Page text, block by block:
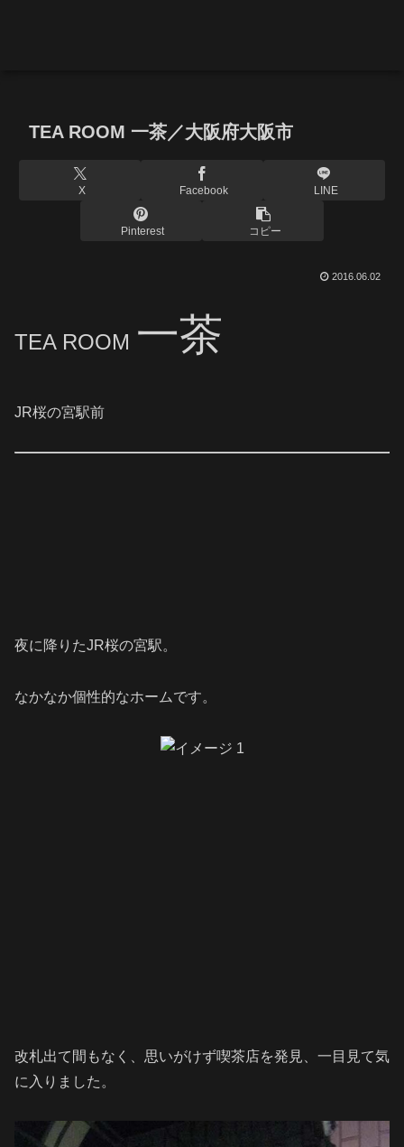
TEA ROOM 一茶／大阪府大阪市
X Facebook LINE
Pinterest コピー
2016.06.02
TEA ROOM 一茶
JR桜の宮駅前
夜に降りたJR桜の宮駅。
なかなか個性的なホームです。
改札出て間もなく、思いがけず喫茶店を発見、一目見て気
に入りました。